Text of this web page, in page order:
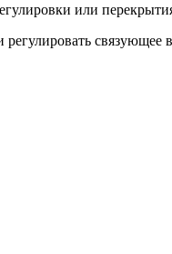
или
связующее